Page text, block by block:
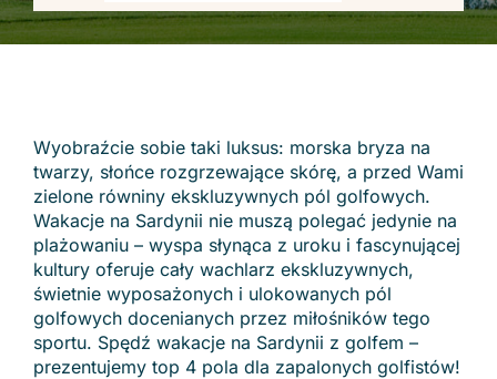
Wyobraźcie sobie taki luksus: morska bryza na
twarzy, słońce rozgrzewające skórę, a przed Wami
zielone równiny ekskluzywnych pól golfowych.
Wakacje na Sardynii nie muszą polegać jedynie na
plażowaniu – wyspa słynąca z uroku i fascynującej
kultury oferuje cały wachlarz ekskluzywnych,
świetnie wyposażonych i ulokowanych pól
golfowych docenianych przez miłośników tego
sportu. Spędź wakacje na Sardynii z golfem –
prezentujemy top 4 pola dla zapalonych golfistów!